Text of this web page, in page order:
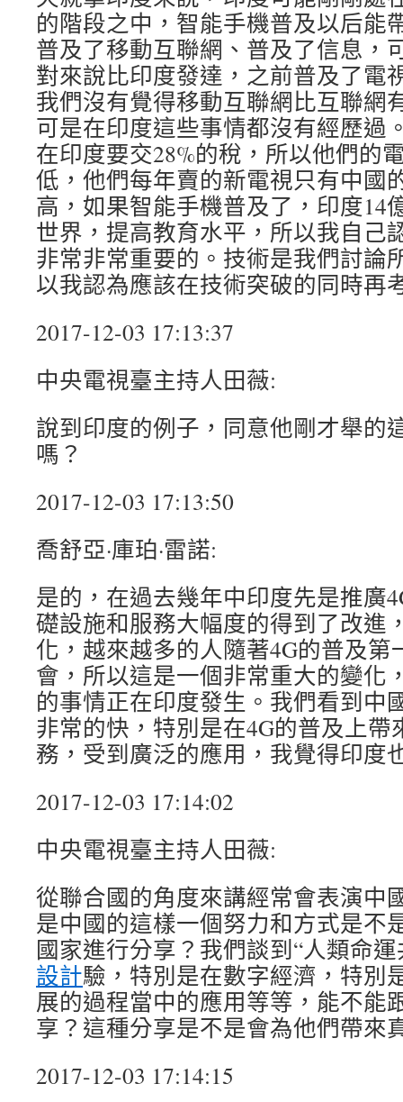
的階段之中，智能手機普及以后能
普及了移動互聯網、普及了信息，
對來說比印度發達，之前普及了電
我們沒有覺得移動互聯網比互聯網
可是在印度這些事情都沒有經歷過
在印度要交28%的稅，所以他們的
低，他們每年賣的新電視只有中國
高，如果智能手機普及了，印度14
世界，提高教育水平，所以我自己
非常非常重要的。技術是我們討論
以我認為應該在技術突破的同時再
2017-12-03 17:13:37
中央電視臺主持人田薇:
說到印度的例子，同意他剛才舉的
嗎？
2017-12-03 17:13:50
喬舒亞·庫珀·雷諾:
是的，在過去幾年中印度先是推廣
礎設施和服務大幅度的得到了改進
化，越來越多的人隨著4G的普及第
會，所以這是一個非常重大的變化
的事情正在印度發生。我們看到中
非常的快，特別是在4G的普及上帶
務，受到廣泛的應用，我覺得印度
2017-12-03 17:14:02
中央電視臺主持人田薇:
從聯合國的角度來講經常會表演中
是中國的這樣一個努力和方式是不
國家進行分享？我們談到“人類命
設計驗，特別是在數字經濟，特別
展的過程當中的應用等等，能不能
享？這種分享是不是會為他們帶來
2017-12-03 17:14:15